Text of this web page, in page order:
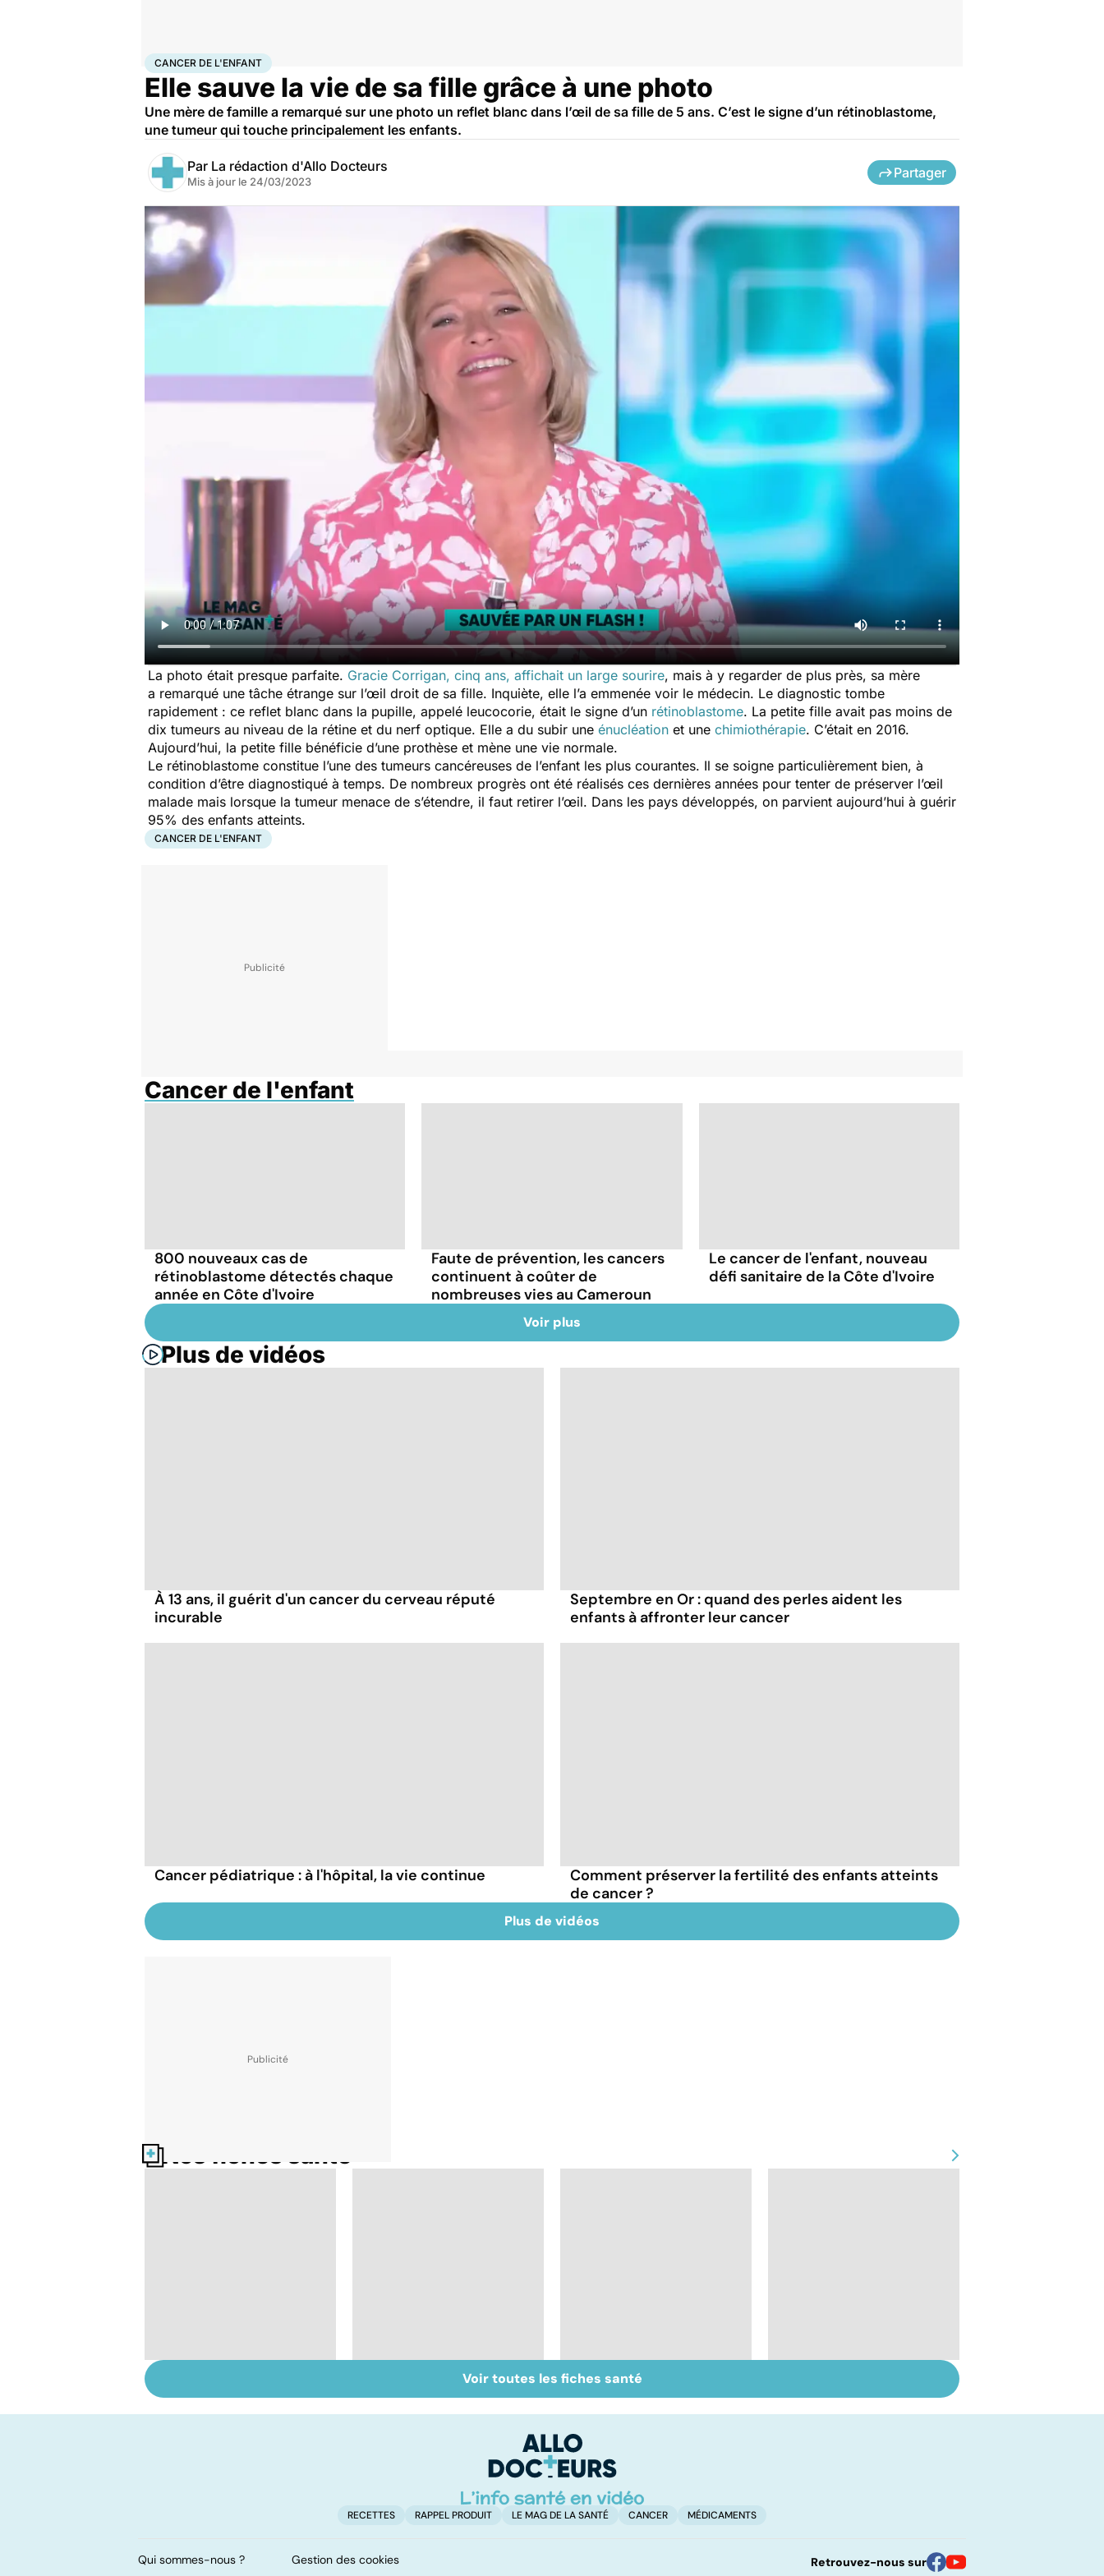
AccueilSantéMaladiesCancer
CANCER DE L'ENFANT
Elle sauve la vie de sa fille grâce à une photo
Une mère de famille a remarqué sur une photo un reflet blanc dans l’œil de sa fille de 5 ans. C’est le signe d’un rétinoblastome,
une tumeur qui touche principalement les enfants.
Par La rédaction d'Allo Docteurs
Mis à jour le 24/03/2023
Partager
La photo était presque parfaite. Gracie Corrigan, cinq ans, affichait un large sourire, mais à y regarder de plus près, sa mère
a remarqué une tâche étrange sur l’œil droit de sa fille. Inquiète, elle l’a emmenée voir le médecin. Le diagnostic tombe
rapidement : ce reflet blanc dans la pupille, appelé leucocorie, était le signe d’un rétinoblastome. La petite fille avait pas moins de
dix tumeurs au niveau de la rétine et du nerf optique. Elle a du subir une énucléation et une chimiothérapie. C’était en 2016.
Aujourd’hui, la petite fille bénéficie d’une prothèse et mène une vie normale.
Le rétinoblastome constitue l’une des tumeurs cancéreuses de l’enfant les plus courantes. Il se soigne particulièrement bien, à
condition d’être diagnostiqué à temps. De nombreux progrès ont été réalisés ces dernières années pour tenter de préserver l’œil
malade mais lorsque la tumeur menace de s’étendre, il faut retirer l’œil. Dans les pays développés, on parvient aujourd’hui à guérir
95% des enfants atteints.
CANCER DE L'ENFANT
Cancer de l'enfant
800 nouveaux cas de
rétinoblastome détectés chaque
année en Côte d'Ivoire
Faute de prévention, les cancers
continuent à coûter de
nombreuses vies au Cameroun
Le cancer de l'enfant, nouveau
défi sanitaire de la Côte d'Ivoire
Voir plus
Plus de vidéos
À 13 ans, il guérit d'un cancer du cerveau réputé
incurable
Septembre en Or : quand des perles aident les
enfants à affronter leur cancer
Cancer pédiatrique : à l'hôpital, la vie continue
Comment préserver la fertilité des enfants atteints
de cancer ?
Plus de vidéos
Nos fiches santé
des os
Tout savoir sur les
infections
Inflammation des
amygdales : que faire
passage à l'acte
Voir toutes les fiches santé
RECETTES RAPPEL PRODUIT LE MAG DE LA SANTÉ CANCER MÉDICAMENTS
Qui sommes-nous ?
Gestion des cookies
Retrouvez-nous sur